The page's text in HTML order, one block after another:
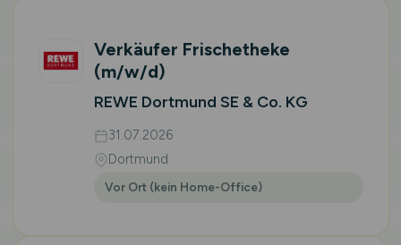
Verkäufer Frischetheke
(m/w/d)
REWE Dortmund SE & Co. KG
31.07.2026
Dortmund
Vor Ort (kein Home-Office)